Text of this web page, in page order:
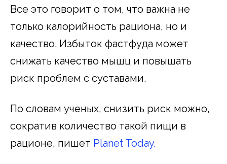
Все это говорит о том, что важна не
только калорийность рациона, но и
качество. Избыток фастфуда может
снижать качество мышц и повышать
риск проблем с суставами.
По словам ученых, снизить риск можно,
сократив количество такой пищи в
рационе, пишет Planet Today.